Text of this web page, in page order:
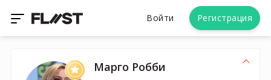
Войти Регистрация
Марго Робби